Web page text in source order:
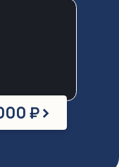
₽>